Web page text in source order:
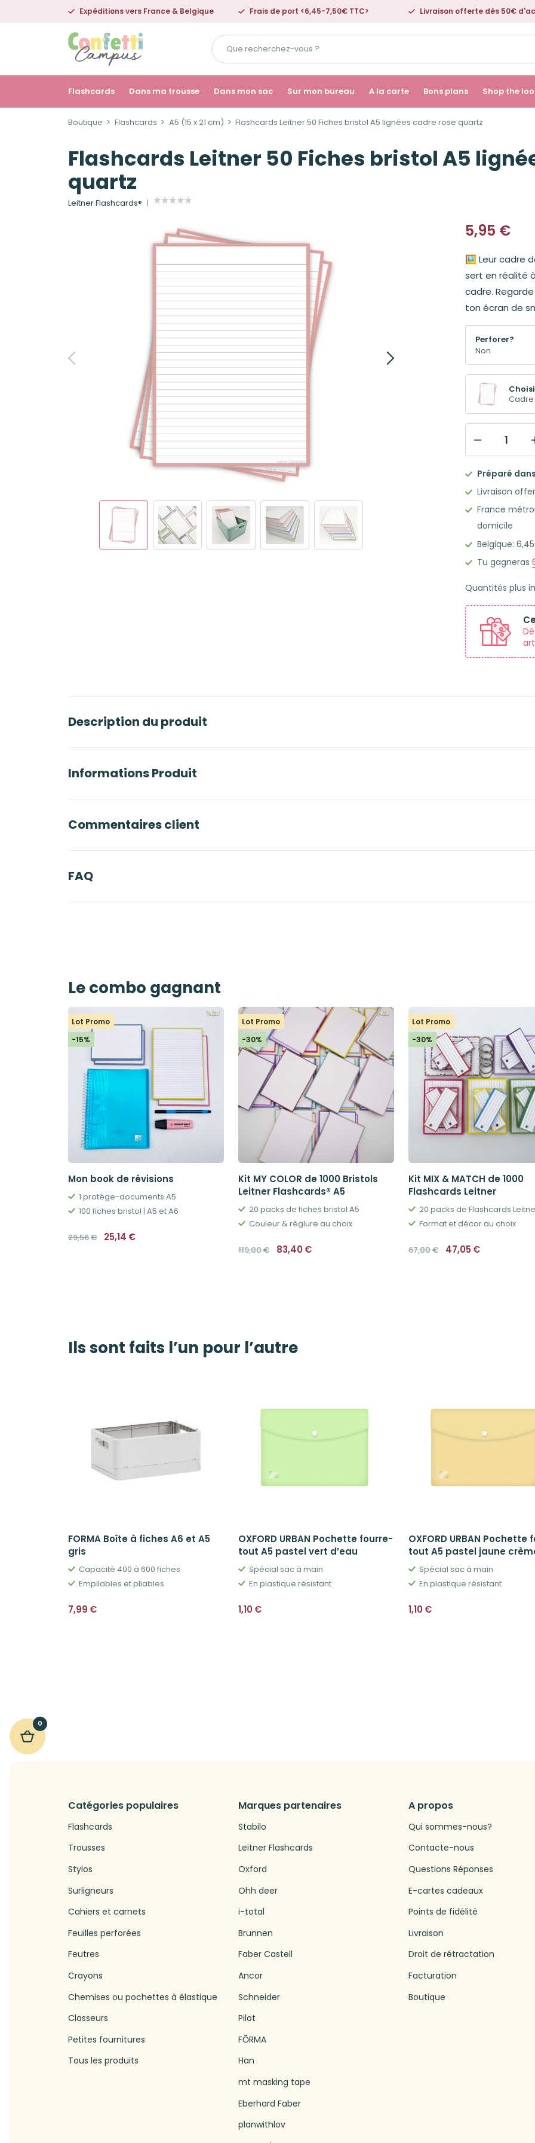
Expéditions vers France & Belgique Frais de port <6,45-7,50€ TTC> Livraison offerte dès 50€
Que
recherchez-
vous
?
Flashcards Dans ma trousse Dans mon sac Sur mon bureau A la carte Bons plans Shop the
Boutique Flashcards A5 (15 x 21 cm) Flashcards Leitner 50 Fiches bristol A5 lignées cadre rose quartz
Flashcards Leitner 50 Fiches bristol A5
quartz
Leitner Flashcards®
5,95 €
🖼️ Leur cadre
sert en réalité
cadre.
ton écran de
Perforer?
Flashcards
Leitner
50
Fiches
bristol
A5
cadre
rose
quartz
Préparé
Livraison
France
domicile
Belgique:
Tu gagneras
Quantités plus
Description du produit
Informations Produit
Commentaires client
FAQ
Le combo gagnant
Lot Promo
-15%
Mon book de révisions
1 protège-documents A5
100 fiches bristol | A5 et A6
29,56€ Le
prix
25,14 €
Lot Promo
-30%
Kit MY COLOR de 1000 Bristols
Leitner Flashcards® A5
20 packs de fiches bristol A5
Couleur & réglure au choix
119,00€ Le
prix
83,40€
Lot Promo
-30%
Kit MIX & MATCH de 1000
Flashcards Leitner
20 packs de Flashcards
Format et décor au choix
67,00€ Le
prix
47,05 €
Ils sont faits l’un pour l’autre
FORMA Boîte à fiches A6 et A5
gris
Capacité 400 à 600 fiches
Empilables et pliables
7,99 €
OXFORD URBAN Pochette fourre-
tout A5 pastel vert d’eau
Spécial sac à main
En plastique résistant
1,10€
OXFORD URBAN Pochette
tout A5 pastel jaune
Spécial sac à main
En plastique résistant
1,10€
0
Catégories populaires
Flashcards
Trousses
Stylos
Surligneurs
Cahiers et carnets
Feuilles perforées
Feutres
Crayons
Chemises ou pochettes à élastique
Classeurs
Petites fournitures
Tous les produits
Marques partenaires
Stabilo
Leitner Flashcards
Oxford
Ohh deer
i-total
Brunnen
Faber Castell
Ancor
Schneider
Pilot
FŌRMA
Han
mt masking tape
Eberhard Faber
planwithlov
A propos
Qui sommes-nous?
Contacte-nous
Questions Réponses
E-cartes cadeaux
Points de fidélité
Livraison
Droit de rétractation
Facturation
Boutique